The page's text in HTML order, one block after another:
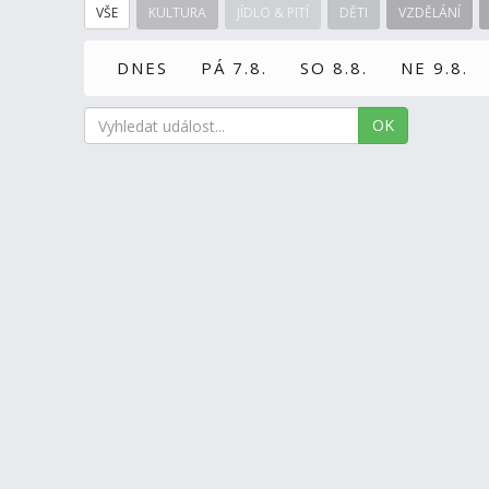
VŠE KULTURA JÍDLO & PITÍ DĚTI VZDĚLÁNÍ
DNES PÁ 7.8. SO 8.8. NE 9.8.
OK